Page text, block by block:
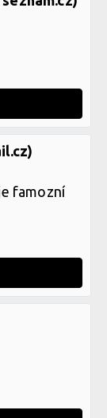
famozní